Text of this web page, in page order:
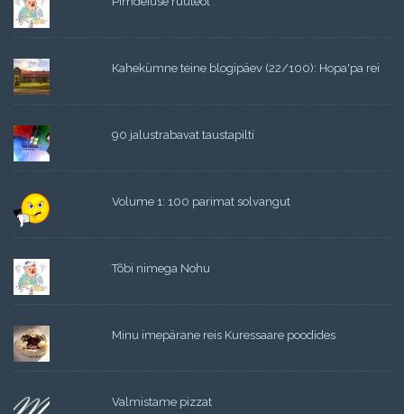
Kahekümne teine blogipäev (22/100): Hopa'pa rei
90 jalustrabavat taustapilti
Volume 1: 100 parimat solvangut
Tõbi nimega Nohu
Minu imepärane reis Kuressaare poodides
Valmistame pizzat